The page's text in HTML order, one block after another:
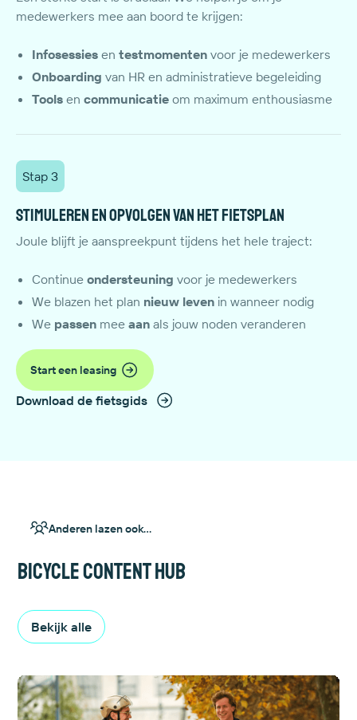
medewerkers mee aan boord te krijgen:
Infosessies en testmomenten voor je medewerkers
Onboarding van HR en administratieve begeleiding
Tools en communicatie om maximum enthousiasme
Stap 3
Stimuleren en opvolgen van het fietsplan
Joule blijft je aanspreekpunt tijdens het hele traject:
Continue ondersteuning voor je medewerkers
We blazen het plan nieuw leven in wanneer nodig
We passen mee aan als jouw noden veranderen
Start een leasing
Download de fietsgids
Anderen lazen ook...
Bicycle content hub
Bekijk alle